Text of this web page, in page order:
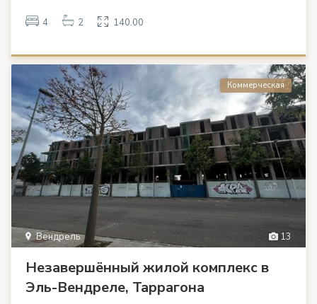
4 2 140.00
13
Вендрель
Коммерческая
Незавершённый жилой комплекс в
Эль-Вендреле, Таррагона